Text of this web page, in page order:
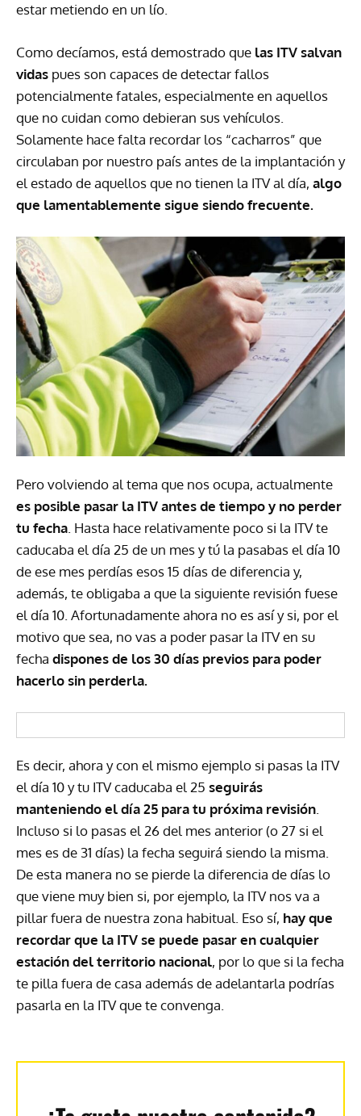
estar metiendo en un lío.
Como decíamos, está demostrado que las ITV salvan
vidas pues son capaces de detectar fallos
potencialmente fatales, especialmente en aquellos
que no cuidan como debieran sus vehículos.
Solamente hace falta recordar los “cacharros” que
circulaban por nuestro país antes de la implantación y
el estado de aquellos que no tienen la ITV al día, algo
que lamentablemente sigue siendo frecuente.
Pero volviendo al tema que nos ocupa, actualmente
es posible pasar la ITV antes de tiempo y no perder
tu fecha . Hasta hace relativamente poco si la ITV te
caducaba el día 25 de un mes y tú la pasabas el día 10
de ese mes perdías esos 15 días de diferencia y,
además, te obligaba a que la siguiente revisión fuese
el día 10. Afortunadamente ahora no es así y si, por el
motivo que sea, no vas a poder pasar la ITV en su
fecha dispones de los 30 días previos para poder
hacerlo sin perderla.
Es decir, ahora y con el mismo ejemplo si pasas la ITV
el día 10 y tu ITV caducaba el 25 seguirás
manteniendo el día 25 para tu próxima revisión
Incluso si lo pasas el 26 del mes anterior (o 27 si el
mes es de 31 días) la fecha seguirá siendo la misma.
De esta manera no se pierde la diferencia de días lo
que viene muy bien si, por ejemplo, la ITV nos va a
pillar fuera de nuestra zona habitual. Eso sí, hay que
recordar que la ITV se puede pasar en cualquier
estación del territorio nacional, por lo que si la fecha
te pilla fuera de casa además de adelantarla podrías
pasarla en la ITV que te convenga.